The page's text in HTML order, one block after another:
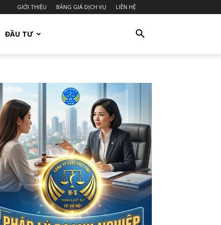
GIỚI THIỆU BẢNG GIÁ DỊCH VỤ LIÊN HỆ
ĐẦU TƯ